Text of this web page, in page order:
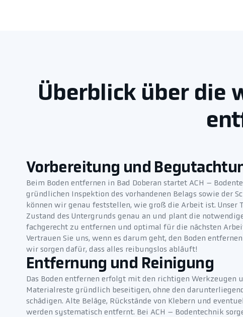
Überblick über die
Vorbereitung und
Beim Boden entfernen in Bad Doberan startet ACH –
gründlichen Inspektion des vorhandenen Belags sowie der
können wir genau feststellen, wie groß die Arbeit ist. Unser
Zustand des Untergrunds genau an und plant die
fachgerecht zu entfernen und optimal für die nächsten
Vertrauen Sie uns, wenn es darum geht, den Boden
wir sorgen dafür, dass alles reibungslos abläuft!
Entfernung und Reinigung
Das Boden entfernen erfolgt mit den richtigen Werkzeugen
Materialreste gründlich beseitigen, ohne den
schädigen. Alte Beläge, Rückstände von Klebern und
werden systematisch entfernt. Bei ACH – Bodentechnik